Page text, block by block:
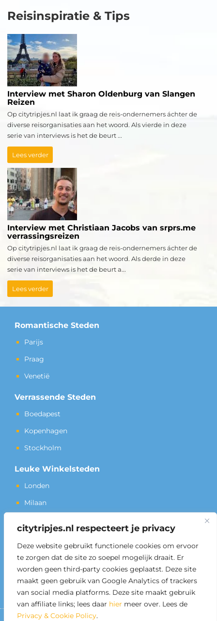
citytripjes.nl respecteert je privacy
Deze website gebruikt functionele cookies om ervoor
te zorgen dat de site zo soepel mogelijk draait. Er
worden geen third-party cookies geplaatst. Deze site
maakt geen gebruik van Google Analytics of trackers
van social media platforms. Deze site maakt gebruik
van affiliate links; lees daar hier meer over. Lees de
Privacy & Cookie Policy.
Reisinspiratie & Tips
Interview met Sharon Oldenburg van Slangen
Reizen
Op citytripjes.nl laat ik graag de reis-ondernemers áchter de
diverse reisorganisaties aan het woord. Als vierde in deze
serie van interviews is het de beurt ...
Lees verder
Interview met Christiaan Jacobs van srprs.me
verrassingsreizen
Op citytripjes.nl laat ik graag de reis-ondernemers áchter de
diverse reisorganisaties aan het woord. Als derde in deze
serie van interviews is het de beurt a...
Lees verder
Romantische Steden
Parijs
Praag
Venetië
Verrassende Steden
Boedapest
Kopenhagen
Stockholm
Leuke Winkelsteden
Londen
Milaan
Culturele Steden
Berlijn
Istanbul
Wenen